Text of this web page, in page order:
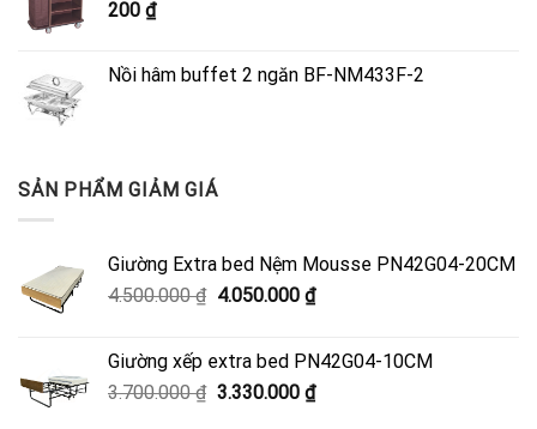
200 ₫
Nồi hâm buffet 2 ngăn BF-NM433F-2
SẢN PHẨM GIẢM GIÁ
Giường Extra bed Nệm Mousse PN42G04-20CM
4.500.000₫ Giá
4.500.000 ₫.
4.050.000 ₫Giá
là:
4.050.000 ₫.
Giường xếp extra bed PN42G04-10CM
3.700.000₫ Giá
3.330.000 ₫Giá